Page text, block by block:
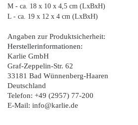
M - ca. 18 x 10 x 4,5 cm (LxBxH)
L - ca. 19 x 12 x 4 cm (LxBxH)
Angaben zur Produktsicherheit:
Herstellerinformationen:
Karlie GmbH
Graf-Zeppelin-Str. 62
33181 Bad Wünnenberg-Haaren
Deutschland
Telefon: +49 (2957) 77-200
E-Mail: info@karlie.de